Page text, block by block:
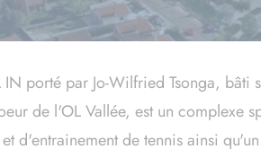
IN porté par Jo-Wilfried Tsonga, bâti
de l'OL Vallée, est un complexe
d'entrainement de tennis ainsi